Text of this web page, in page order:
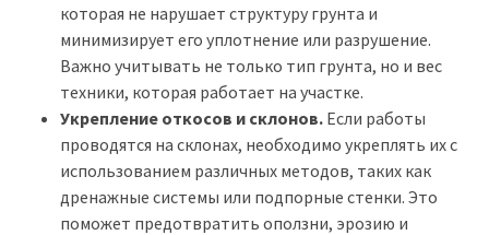
которая не нарушает структуру грунта и
минимизирует его уплотнение или разрушение.
Важно учитывать не только тип грунта, но и вес
техники, которая работает на участке.
Укрепление откосов и склонов. Если работы
проводятся на склонах, необходимо укреплять их с
использованием различных методов, таких как
дренажные системы или подпорные стенки. Это
поможет предотвратить оползни, эрозию и